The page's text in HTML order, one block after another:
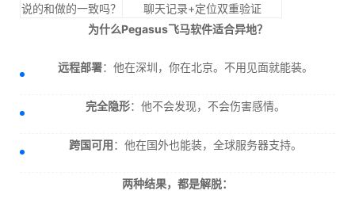
说的和做的一致吗？
聊天记录+定位双重验证
为什么Pegasus飞马软件适合异地？
远程部署：他在深圳，你在北京。不用见面就能装。
完全隐形：他不会发现，不会伤害感情。
跨国可用：他在国外也能装，全球服务器支持。
两种结果，都是解脱：